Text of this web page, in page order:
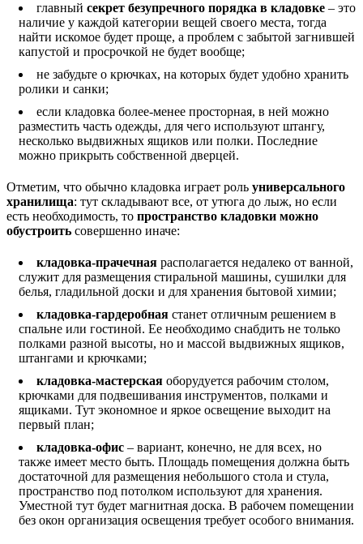
главный секрет безупречного порядка в кладовке – это
наличие у каждой категории вещей своего места, тогда
найти искомое будет проще, а проблем с забытой загнившей
капустой и просрочкой не будет вообще;
не забудьте о крючках, на которых будет удобно хранить
ролики и санки;
если кладовка более-менее просторная, в ней можно
разместить часть одежды, для чего используют штангу,
несколько выдвижных ящиков или полки. Последние
можно прикрыть собственной дверцей.
Отметим, что обычно кладовка играет роль универсального
хранилища: тут складывают все, от утюга до лыж, но если
есть необходимость, то пространство кладовки можно
обустроить совершенно иначе:
кладовка-прачечная располагается недалеко от ванной,
служит для размещения стиральной машины, сушилки для
белья, гладильной доски и для хранения бытовой химии;
кладовка-гардеробная станет отличным решением в
спальне или гостиной. Ее необходимо снабдить не только
полками разной высоты, но и массой выдвижных ящиков,
штангами и крючками;
кладовка-мастерская оборудуется рабочим столом,
крючками для подвешивания инструментов, полками и
ящиками. Тут экономное и яркое освещение выходит на
первый план;
кладовка-офис – вариант, конечно, не для всех, но
также имеет место быть. Площадь помещения должна быть
достаточной для размещения небольшого стола и стула,
пространство под потолком используют для хранения.
Уместной тут будет магнитная доска. В рабочем помещении
без окон организация освещения требует особого внимания.